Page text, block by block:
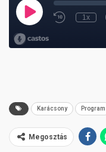
Karácsony Program
Megosztás